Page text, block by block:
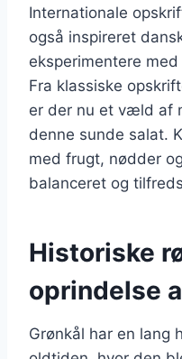
Internationale
også inspireret
eksperimentere
Fra klassiske
er der nu et væld af
denne sunde salat.
med frugt, nødder
balanceret og
Historiske
oprindelse
Grønkål har en lang